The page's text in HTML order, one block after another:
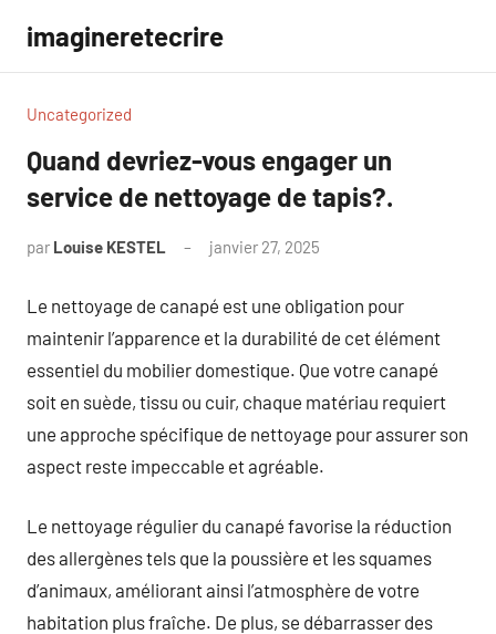
contenu
imagineretecrire
Uncategorized
Quand devriez-vous engager un
service de nettoyage de tapis?.
par Louise KESTEL janvier 27, 2025
Le nettoyage de canapé est une obligation pour
maintenir l’apparence et la durabilité de cet élément
essentiel du mobilier domestique. Que votre canapé
soit en suède, tissu ou cuir, chaque matériau requiert
une approche spécifique de nettoyage pour assurer son
aspect reste impeccable et agréable.
Le nettoyage régulier du canapé favorise la réduction
des allergènes tels que la poussière et les squames
d’animaux, améliorant ainsi l’atmosphère de votre
habitation plus fraîche. De plus, se débarrasser des